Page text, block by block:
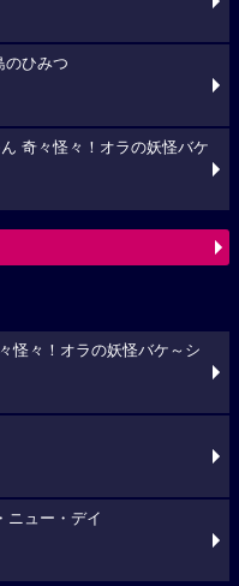
ひみつ
奇々怪々！オラの妖怪バケ
怪々！オラの妖怪バケ～シ
ニュー・デイ